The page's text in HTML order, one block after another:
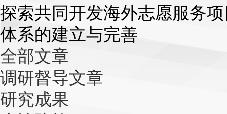
探索共同开发海外志愿服务
体系的建立与完善
全部文章
调研督导文章
研究成果